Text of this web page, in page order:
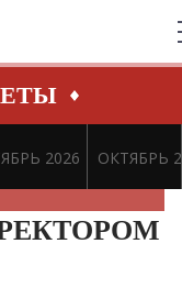
2026 ОКТЯБРЬ